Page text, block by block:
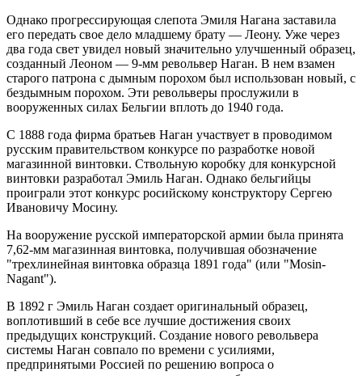
Однако прогрессирующая слепота Эмиля Нагана заставила
его передать свое дело младшему брату — Леону. Уже через
два года свет увидел новый значительно улучшенный образец,
созданный Леоном — 9-мм револьвер Наган. В нем взамен
старого патрона с дымным порохом был использован новый, с
бездымным порохом. Эти револьверы прослужили в
вооруженных силах Бельгии вплоть до 1940 года.
С 1888 года фирма братьев Наган участвует в проводимом
русским правительством конкурсе по разработке новой
магазинной винтовки. Ствольную коробку для конкурсной
винтовки разработал Эмиль Наган. Однако бельгийцы
проиграли этот конкурс росийскому конструктору Сергею
Ивановичу Мосину.
На вооружение русской императорской армии была принята
7,62-мм магазинная винтовка, получившая обозначение
"трехлинейная винтовка образца 1891 года" (или "Mosin-
Nagant").
В 1892 г Эмиль Наган создает оригинальный образец,
воплотивший в себе все лучшие достижения своих
предыдущих конструкций. Создание нового револьвера
системы Наган совпало по времени с усилиями,
предпринятыми Россией по решению вопроса о